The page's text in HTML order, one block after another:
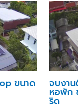
ขนาด จบงา
หอพัก
ริด